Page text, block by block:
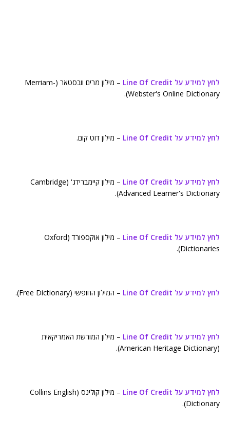
לחץ למידע על Line Of Credit
– מילון מרים וובסטאר (Merriam-
Webster's Online Dictionary).
לחץ למידע על Line Of Credit – מילון דוט קום.
לחץ למידע על Line Of Credit
– מילון קיימברידג' (Cambridge
Advanced Learner's Dictionary).
לחץ למידע על Line Of Credit
– מילון אוקספורד (Oxford
Dictionaries).
לחץ למידע על Line Of Credit – המילון החופשי (Free Dictionary).
לחץ למידע על Line Of Credit
– מילון המורשת האמריקאית
(American Heritage Dictionary).
לחץ למידע על Line Of Credit
– מילון קולינס (Collins English
Dictionary).